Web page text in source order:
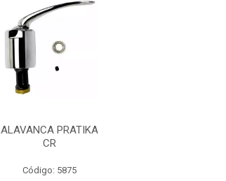
ALAVANCA PRATIKA
CR
Código: 5875